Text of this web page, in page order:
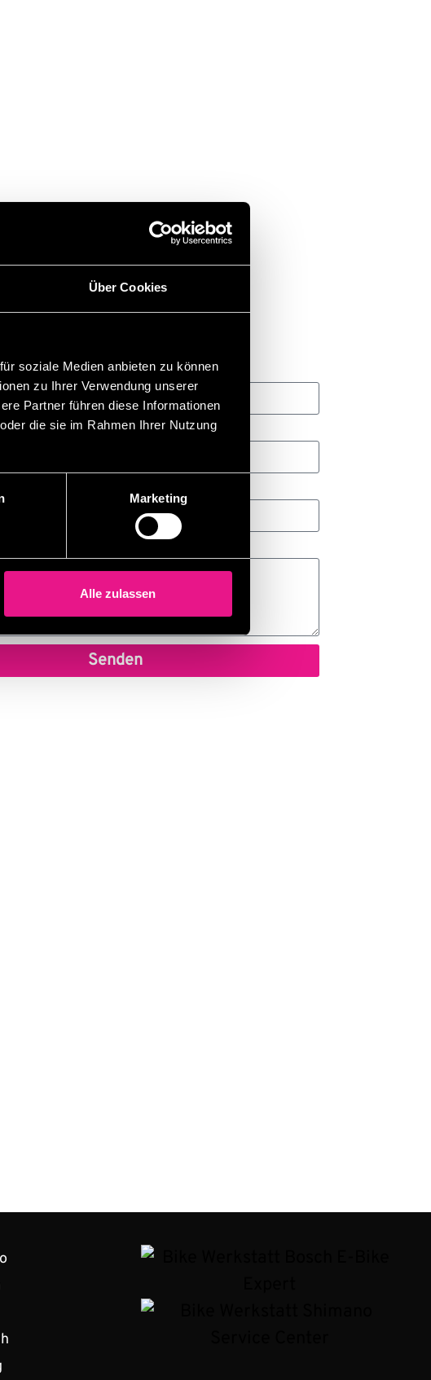
Über Cookies
soziale Medien anbieten zu können
zu Ihrer Verwendung unserer
Partner führen diese Informationen
die sie im Rahmen Ihrer Nutzung
Marketing
Alle zulassen
Senden